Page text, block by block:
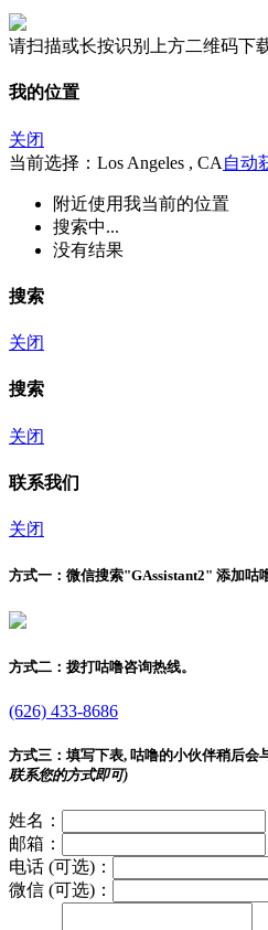
请扫描或长按识别上方二维码下
我的位置
关闭
当前选择：Los Angeles , CA 自动
附近使用我当前的位置
搜索中...
没有结果
搜索
关闭
搜索
关闭
联系我们
关闭
方式一： 微信搜索"GAssistant2" 添加咕
方式二： 拨打咕噜咨询热线。
(626) 433-8686
方式三： 填写下表, 咕噜的小伙伴稍后会
联系您的方式即可)
姓名：
邮箱：
电话 (可选)：
微信 (可选)：